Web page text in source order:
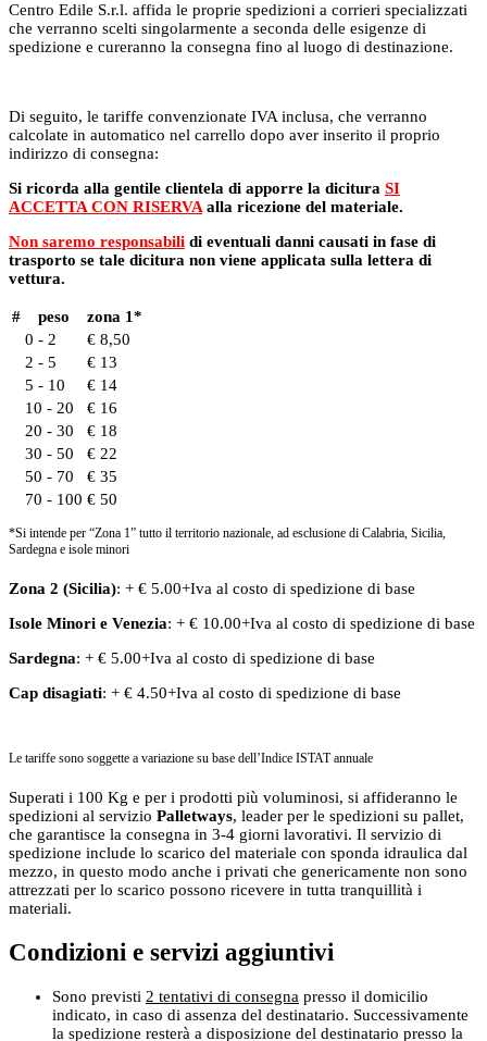
Centro Edile S.r.l. affida le proprie spedizioni a corrieri specializzati
che verranno scelti singolarmente a seconda delle esigenze di
spedizione e cureranno la consegna fino al luogo di destinazione.
Di seguito, le tariffe convenzionate IVA inclusa, che verranno
calcolate in automatico nel carrello dopo aver inserito il proprio
indirizzo di consegna:
Si ricorda alla gentile clientela di apporre la dicitura SI
ACCETTA CON RISERVA alla ricezione del materiale.
Non saremo responsabili di eventuali danni causati in fase di
trasporto se tale dicitura non viene applicata sulla lettera di
vettura.
# peso
zona 1*
0 - 2
€ 8,50
2 - 5
€ 13
5 - 10
€ 14
10 - 20
€ 16
20 - 30
€ 18
30 - 50
€ 22
50 - 70
€ 35
70 - 100 € 50
*Si intende per “Zona 1” tutto il territorio nazionale, ad esclusione di Calabria, Sicilia,
Sardegna e isole minori
Zona 2 (Sicilia): + € 5.00+Iva al costo di spedizione di base
Isole Minori e Venezia: + € 10.00+Iva al costo di spedizione di base
Sardegna: + € 5.00+Iva al costo di spedizione di base
Cap disagiati: + € 4.50+Iva al costo di spedizione di base
Le tariffe sono soggette a variazione su base dell’Indice ISTAT annuale
Superati i 100 Kg e per i prodotti più voluminosi, si affideranno le
spedizioni al servizio Palletways, leader per le spedizioni su pallet,
che garantisce la consegna in 3-4 giorni lavorativi. Il servizio di
spedizione include lo scarico del materiale con sponda idraulica dal
mezzo, in questo modo anche i privati che genericamente non sono
attrezzati per lo scarico possono ricevere in tutta tranquillità i
materiali.
Condizioni e servizi aggiuntivi
Sono previsti 2 tentativi di consegna presso il domicilio
indicato, in caso di assenza del destinatario. Successivamente
la spedizione resterà a disposizione del destinatario presso la